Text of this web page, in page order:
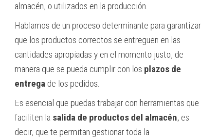
almacén, o utilizados en la producción.
Hablamos de un proceso determinante para garantizar
que los productos correctos se entreguen en las
cantidades apropiadas y en el momento justo, de
manera que se pueda cumplir con los plazos de
entrega de los pedidos.
Es esencial que puedas trabajar con herramientas que
faciliten la salida de productos del almacén, es
decir, que te permitan gestionar toda la